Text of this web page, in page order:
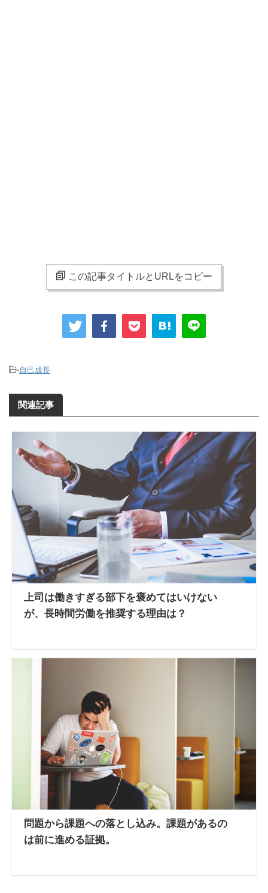
この記事タイトルとURLをコピー
-自己成長
関連記事
上司は働きすぎる部下を褒めてはいけない
が、長時間労働を推奨する理由は？
問題から課題への落とし込み。課題があるの
は前に進める証拠。